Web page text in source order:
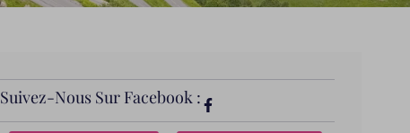
Suivez-Nous Sur Facebook :